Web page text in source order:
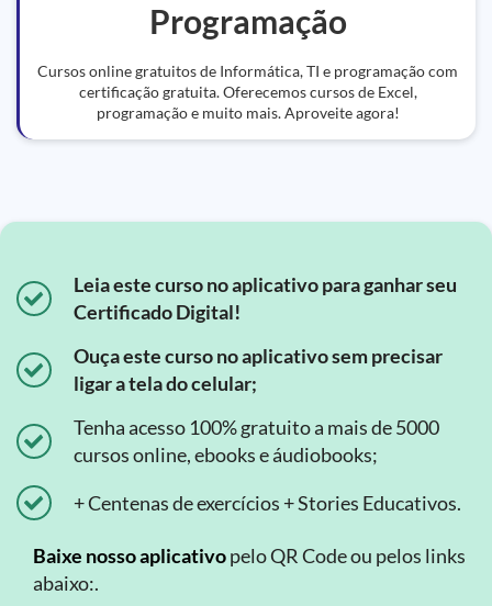
Programação
Cursos online gratuitos de Informática, TI e programação com
certificação gratuita. Oferecemos cursos de Excel,
programação e muito mais. Aproveite agora!
Leia este curso no aplicativo para ganhar seu
Certificado Digital!
Ouça este curso no aplicativo sem precisar
ligar a tela do celular;
Tenha acesso 100% gratuito a mais de 5000
cursos online, ebooks e áudiobooks;
+ Centenas de exercícios + Stories Educativos.
Baixe nosso aplicativopelo QR Code ou pelos links
abaixo:.